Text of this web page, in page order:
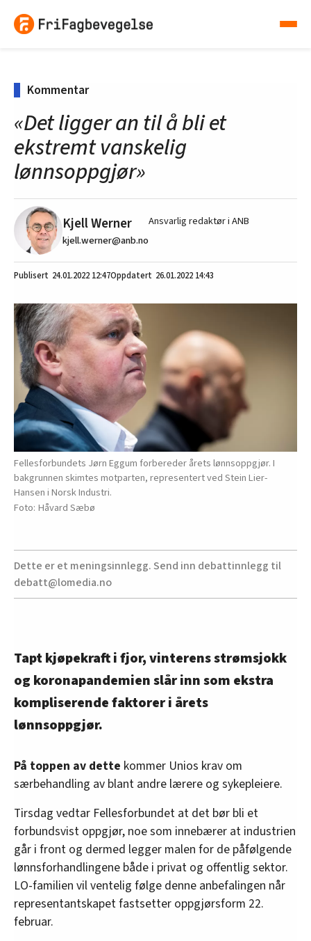
Kommentar
«Det ligger an til å bli et
ekstremt vanskelig
lønnsoppgjør»
Kjell Werner
kjell.werner@anb.no
Ansvarlig redaktør i ANB
24.01.2022 12:47 26.01.2022 14:43
Fellesforbundets Jørn Eggum forbereder årets lønnsoppgjør. I
bakgrunnen skimtes motparten, representert ved Stein Lier-
Hansen i Norsk Industri.
Håvard Sæbø
Dette er et meningsinnlegg. Send inn debattinnlegg til
debatt@lomedia.no
Tapt kjøpekraft i fjor, vinterens strømsjokk
og koronapandemien slår inn som ekstra
kompliserende faktorer i årets
lønnsoppgjør.
På toppen av dette kommer Unios krav om
særbehandling av blant andre lærere og sykepleiere.
Tirsdag vedtar Fellesforbundet at det bør bli et
forbundsvist oppgjør, noe som innebærer at industrien
går i front og dermed legger malen for de påfølgende
lønnsforhandlingene både i privat og offentlig sektor.
LO-familien vil ventelig følge denne anbefalingen når
representantskapet fastsetter oppgjørsform 22.
februar.